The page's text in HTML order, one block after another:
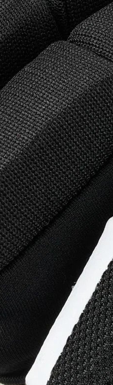
4 333 Kč
3 580,99
Do košíku
Rukavice
2 249 Kč
1 858,68
Do košíku
Rukavice
3 283 Kč
2 713,22
Do košíku
Rukavice
2 723 Kč
2 250,41
Do košíku